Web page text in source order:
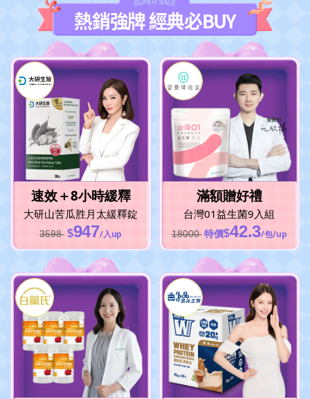
熱銷強牌 經典必BUY
速效＋8小時緩釋
大研山苦瓜胜月太緩釋錠
3598 $947/入up
滿額贈好禮
台灣01益生菌9入組
18000 特價$42.3/包/up